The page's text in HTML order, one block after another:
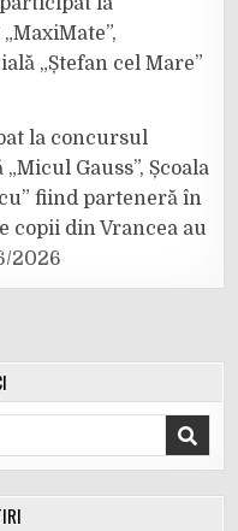
„Ștefan cel Mare”
la concursul
Gauss”, Școala
fiind parteneră în
copii din Vrancea au
2026